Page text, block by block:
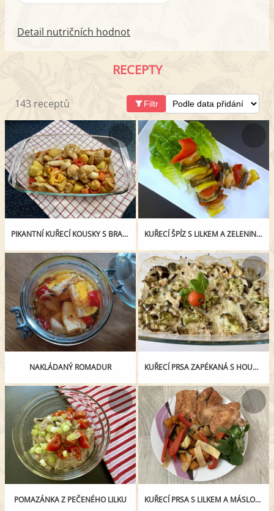
Detail nutričních hodnot
RECEPTY
143 receptů Filtr
PIKANTNÍ KUŘECÍ KOUSKY S BRAMBOREM Z JEDNOHO PEKÁČE KUŘECÍ ŠPÍZ S LILKEM A ZELENINOU
NAKLÁDANÝ ROMADUR KUŘECÍ PRSA ZAPÉKANÁ S HOUBAMI A ZELENINOU
POMAZÁNKA Z PEČENÉHO LILKU KUŘECÍ PRSA S LILKEM A MÁSLOVOU DÝNÍ